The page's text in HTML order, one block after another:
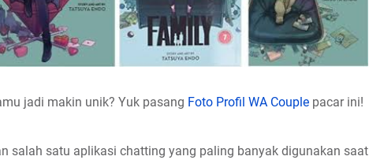
jadi makin unik? Yuk pasang Foto Profil WA Couplepacar ini!
salah satu aplikasi chatting yang paling banyak digunakan saat